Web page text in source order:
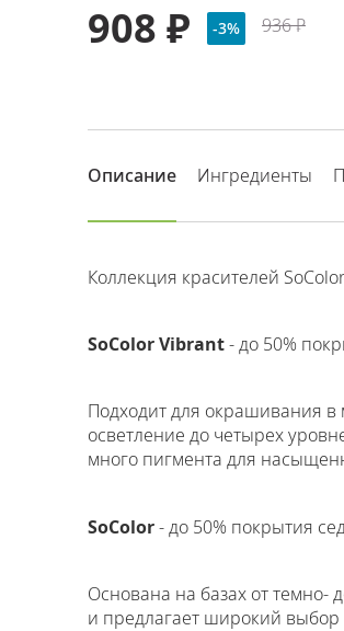
908 ₽ -3% 936 ₽
Описание Ингредиенты
Коллекция красителей
SoColor Vibrant- до 50%
Подходит для окрашивания в
осветление до четырех
много пигмента для
SoColor- до 50% покрытия
Основана на базах от темно-
и предлагает широкий выбор